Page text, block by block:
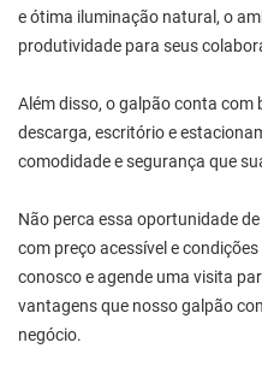
e ótima iluminação natural, o
produtividade para seus
Além disso, o galpão conta com
descarga, escritório e
comodidade e segurança que
Não perca essa oportunidade
com preço acessível e
conosco e agende uma visita
vantagens que nosso galpão
negócio.